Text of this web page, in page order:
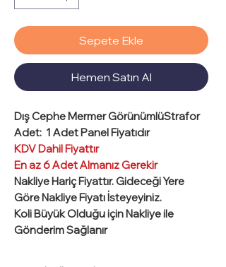
Sepete Ekle
Hemen Satın Al
Dış Cephe Mermer GörünümlüStrafor
Adet: 1 Adet Panel Fiyatıdır
KDV Dahil Fiyattır
En az 6 Adet Almanız Gerekir
Nakliye Hariç Fiyattır. Gideceği Yere
Göre Nakliye Fiyatı İsteyeyiniz.
Koli Büyük Olduğu için Nakliye ile
Gönderim Sağlanır